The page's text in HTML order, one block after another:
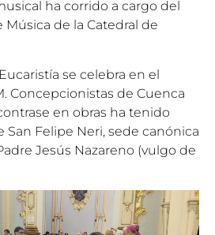
ha corrido a cargo del
Música de la Catedral de
se celebra en el
Concepcionistas de Cuenca
en obras ha tenido
San Felipe Neri, sede canónica
Jesús Nazareno (vulgo de